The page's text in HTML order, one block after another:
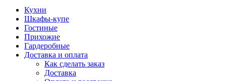
Кухни
Шкафы-купе
Гостиные
Прихожие
Гардеробные
Доставка и оплата
Как сделать заказ
Доставка